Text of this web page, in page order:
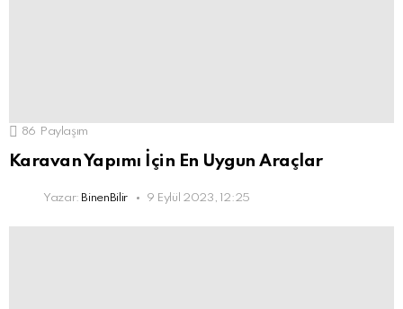
86 Paylaşım
Karavan Yapımı İçin En Uygun Araçlar
Yazar: BinenBilir 9 Eylül 2023, 12:25